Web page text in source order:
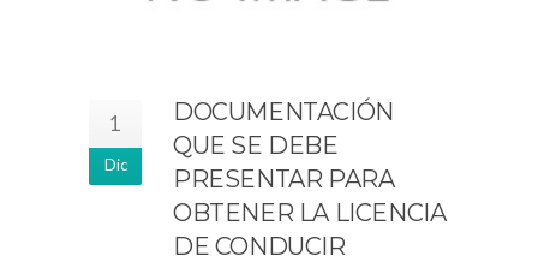
1
Dic
DOCUMENTACIÓN
QUE SE DEBE
PRESENTAR PARA
OBTENER LA LICENCIA
DE CONDUCIR